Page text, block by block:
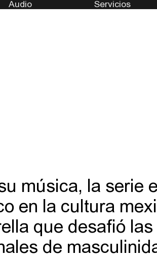
Audio Servicios
música, la serie
en la cultura
que desafió
de